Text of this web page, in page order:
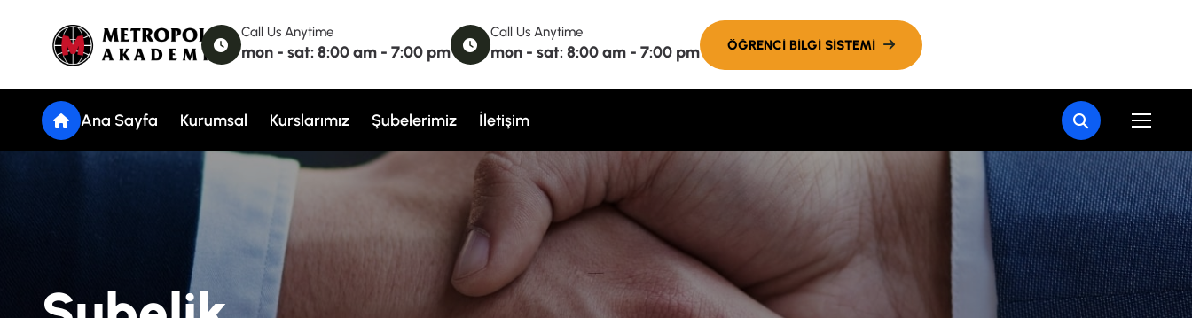
Call Us Anytime
mon - sat: 8:00 am - 7:00 pm
Call Us Anytime
mon - sat: 8:00 am - 7:00 pm
Ana Sayfa Kurumsal Kurslarımız Şubelerimiz İletişim